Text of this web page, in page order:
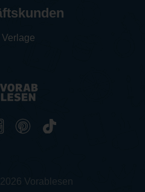
Verlage
Vorablesen